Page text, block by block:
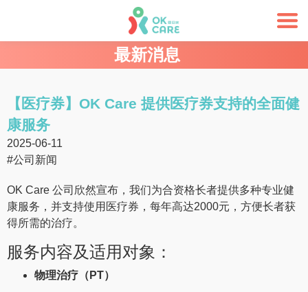
最新消息
【医疗券】OK Care 提供医疗券支持的全面健
康服务
2025-06-11
#公司新闻
OK Care 公司欣然宣布，我们为合资格长者提供多种专业健
康服务，并支持使用医疗券，每年高达2000元，方便长者获
得所需的治疗。
服务内容及适用对象：
物理治疗（PT）